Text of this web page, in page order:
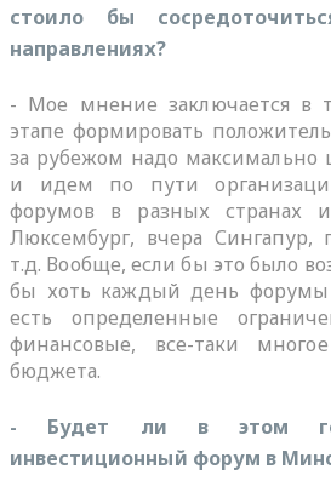
стоило бы
направлениях?
- Мое мнение заключается в
этапе формировать
за рубежом надо
и идем по пути
форумов в разных странах и
Люксембург, вчера Сингапур,
т.д. Вообще, если бы это было
бы хоть каждый день форумы
есть определенные
финансовые, все-таки
бюджета.
- Будет ли в этом
инвестиционный форум в